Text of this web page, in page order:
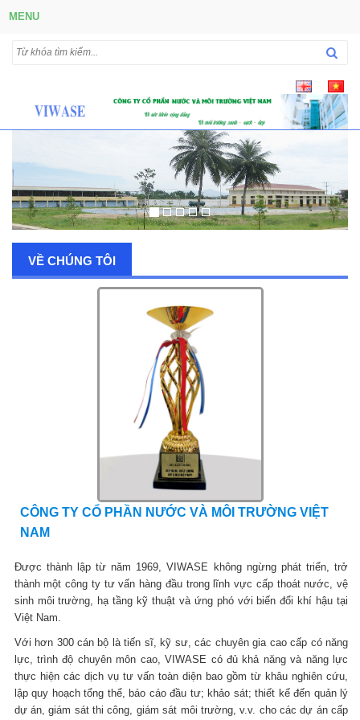
MENU
VỀ CHÚNG TÔI
CÔNG TY CỔ PHẦN NƯỚC VÀ MÔI TRƯỜNG VIỆT
NAM
Được thành lập từ năm 1969, VIWASE không ngừng phát triển, trở
thành một công ty tư vấn hàng đầu trong lĩnh vực cấp thoát nước, vệ
sinh môi trường, hạ tầng kỹ thuật và ứng phó với biến đổi khí hậu tại
Việt Nam.
Với hơn 300 cán bộ là tiến sĩ, kỹ sư, các chuyên gia cao cấp có năng
lực, trình độ chuyên môn cao, VIWASE có đủ khả năng và năng lực
thực hiện các dịch vụ tư vấn toàn diện bao gồm từ khâu nghiên cứu,
lập quy hoạch tổng thể, báo cáo đầu tư; khảo sát; thiết kế đến quản lý
dự án, giám sát thi công, giám sát môi trường, v.v. cho các dự án cấp